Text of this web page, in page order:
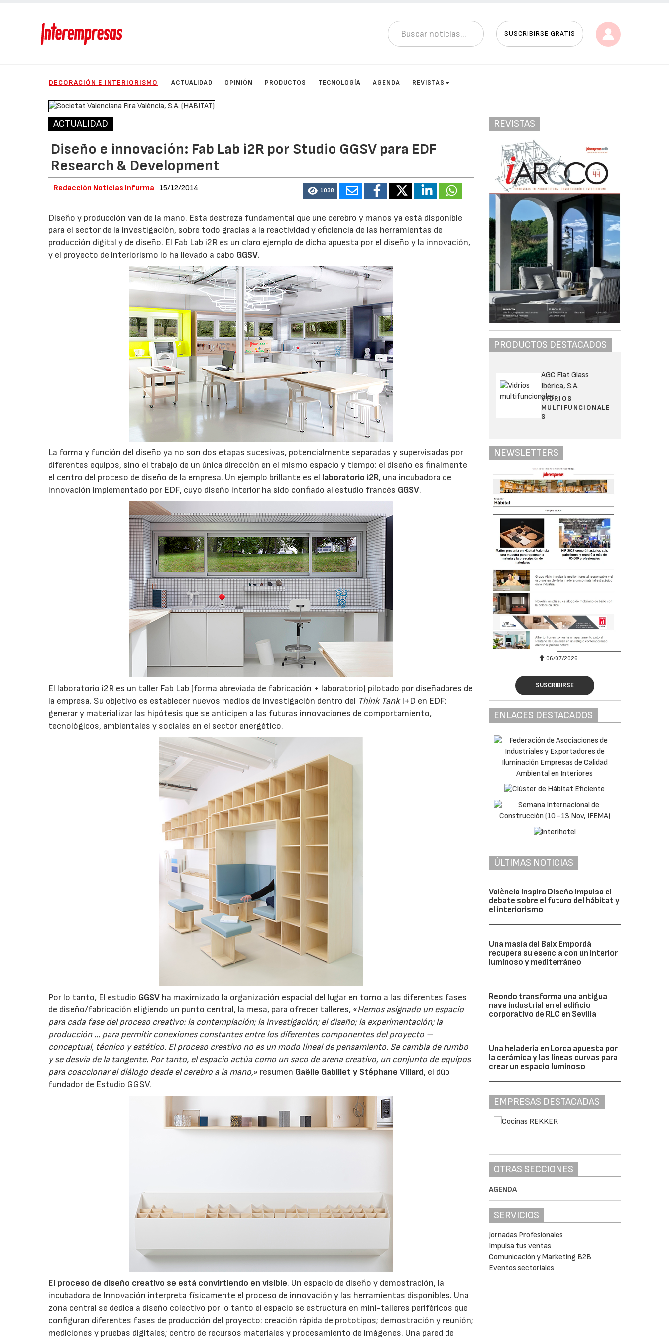
SUSCRIBIRSE GRATIS
DECORACIÓN E INTERIORISMO ACTUALIDAD OPINIÓN PRODUCTOS TECNOLOGÍA AGENDA REVISTAS
ACTUALIDAD
Diseño e innovación: Fab Lab i2R por Studio GGSV para EDF
Research & Development
Redacción Noticias Infurma 15/12/2014 1038
Diseño y producción van de la mano. Esta destreza fundamental que une cerebro y manos ya está disponible
para el sector de la investigación, sobre todo gracias a la reactividad y eficiencia de las herramientas de
producción digital y de diseño. El Fab Lab i2R es un claro ejemplo de dicha apuesta por el diseño y la innovación,
y el proyecto de interiorismo lo ha llevado a cabo GGSV.
La forma y función del diseño ya no son dos etapas sucesivas, potencialmente separadas y supervisadas por
diferentes equipos, sino el trabajo de un única dirección en el mismo espacio y tiempo: el diseño es finalmente
el centro del proceso de diseño de la empresa. Un ejemplo brillante es el laboratorio i2R, una incubadora de
innovación implementado por EDF, cuyo diseño interior ha sido confiado al estudio francés GGSV.
El laboratorio i2R es un taller Fab Lab (forma abreviada de fabricación + laboratorio) pilotado por diseñadores de
la empresa. Su objetivo es establecer nuevos medios de investigación dentro del Think TankI+D en EDF:
generar y materializar las hipótesis que se anticipen a las futuras innovaciones de comportamiento,
tecnológicos, ambientales y sociales en el sector energético.
Por lo tanto, El estudio GGSV ha maximizado la organización espacial del lugar en torno a las diferentes fases
de diseño/fabricación eligiendo un punto central, la mesa, para ofrecer talleres, «Hemos asignado un espacio
para cada fase del proceso creativo: la contemplación; la investigación; el diseño; la experimentación; la
producción … para permitir conexiones constantes entre los diferentes componentes del proyecto –
conceptual, técnico y estético. El proceso creativo no es un modo lineal de pensamiento. Se cambia de rumbo
y se desvía de la tangente. Por tanto, el espacio actúa como un saco de arena creativo, un conjunto de equipos
para coaccionar el diálogo desde el cerebro a la mano,» resumen Gaëlle Gabillet y Stéphane Villard, el dúo
fundador de Estudio GGSV.
El proceso de diseño creativo se está convirtiendo en visible. Un espacio de diseño y demostración, la
incubadora de Innovación interpreta físicamente el proceso de innovación y las herramientas disponibles. Una
zona central se dedica a diseño colectivo por lo tanto el espacio se estructura en mini-talleres periféricos que
configuran diferentes fases de producción del proyecto: creación rápida de prototipos; demostración y reunión;
mediciones y pruebas digitales; centro de recursos materiales y procesamiento de imágenes. Una pared de
REVISTAS
PRODUCTOS DESTACADOS
AGC Flat Glass
Ibérica, S.A.
VIDRIOS
MULTIFUNCIONALE
S
NEWSLETTERS
06/07/2026 06/07/2026
SUSCRIBIRSE
ENLACES DESTACADOS
ÚLTIMAS NOTICIAS
València Inspira Diseño impulsa el
debate sobre el futuro del hábitat y
el interiorismo
Una masía del Baix Empordà
recupera su esencia con un interior
luminoso y mediterráneo
Reondo transforma una antigua
nave industrial en el edificio
corporativo de RLC en Sevilla
Una heladería en Lorca apuesta por
la cerámica y las líneas curvas para
crear un espacio luminoso
EMPRESAS DESTACADAS
OTRAS SECCIONES
AGENDA
SERVICIOS
Jornadas Profesionales
Impulsa tus ventas
Comunicación y Marketing B2B
Eventos sectoriales